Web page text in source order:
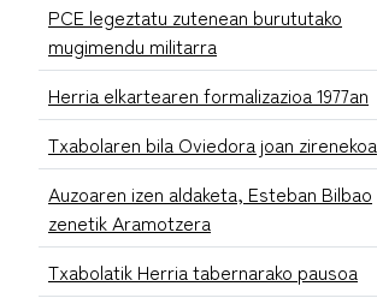
PCE legeztatu zutenean burututako
mugimendu militarra
Herria elkartearen formalizazioa 1977an
Txabolaren bila Oviedora joan zirenekoa
Auzoaren izen aldaketa, Esteban Bilbao
zenetik Aramotzera
Txabolatik Herria tabernarako pausoa